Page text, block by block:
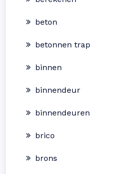
beton
betonnen trap
binnen
binnendeur
binnendeuren
brico
brons